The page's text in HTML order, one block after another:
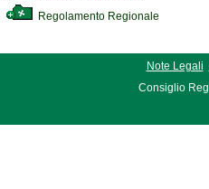
Regolamento Regionale
Note Legali
Consiglio